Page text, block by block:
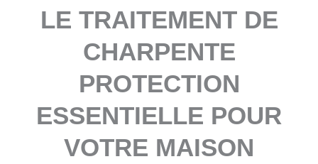
LE TRAITEMENT DE
CHARPENTE
PROTECTION
ESSENTIELLE POUR
VOTRE MAISON